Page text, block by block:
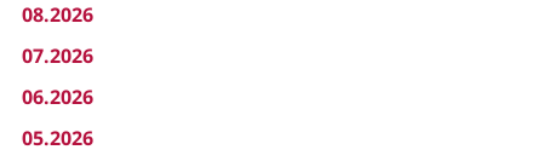
08.2026
07.2026
06.2026
05.2026